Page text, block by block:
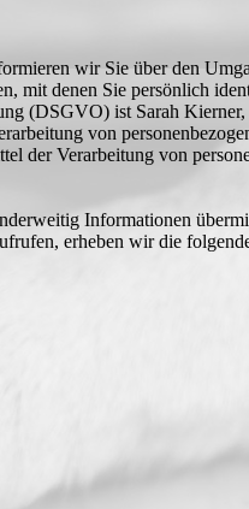
wir Sie über den
mit denen Sie persönlich
(DSGVO) ist Sarah
von
der Verarbeitung von
Informationen
erheben wir die